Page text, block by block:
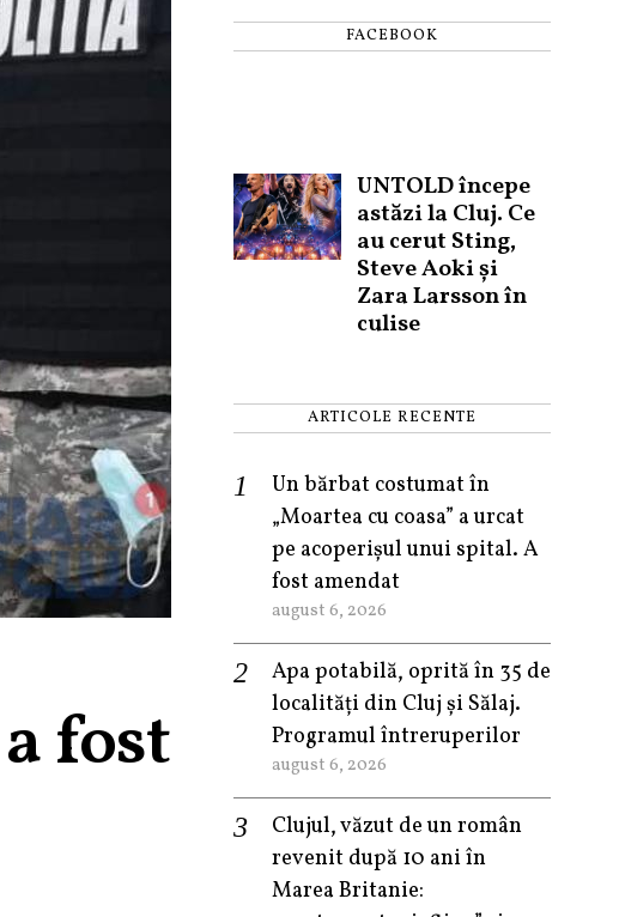
fost
FACEBOOK
UNTOLD începe
astăzi la Cluj. Ce
au cerut Sting,
Steve Aoki și
Zara Larsson în
culise
ARTICOLE RECENTE
Un bărbat costumat în
„Moartea cu coasa” a urcat
pe acoperișul unui spital. A
fost amendat
august 6, 2026
Apa potabilă, oprită în 35 de
localități din Cluj și Sălaj.
Programul întreruperilor
august 6, 2026
Clujul, văzut de un român
revenit după 10 ani în
Marea Britanie: